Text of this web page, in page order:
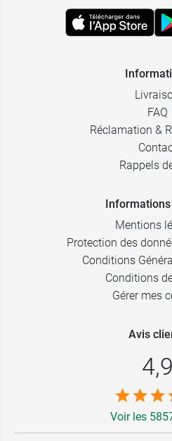
FAQ
Réclamation &
Rappels
Mentions
Protection des
Conditions
Conditions
Gérer mes
Avis
4,9
Voir les